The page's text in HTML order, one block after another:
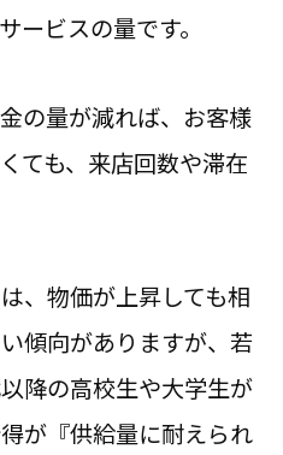
ービスの量です。
の量が減れば、お客様
ても、来店回数や滞在
、物価が上昇しても相
傾向がありますが、若
降の高校生や大学生が
が『供給量に耐えられ